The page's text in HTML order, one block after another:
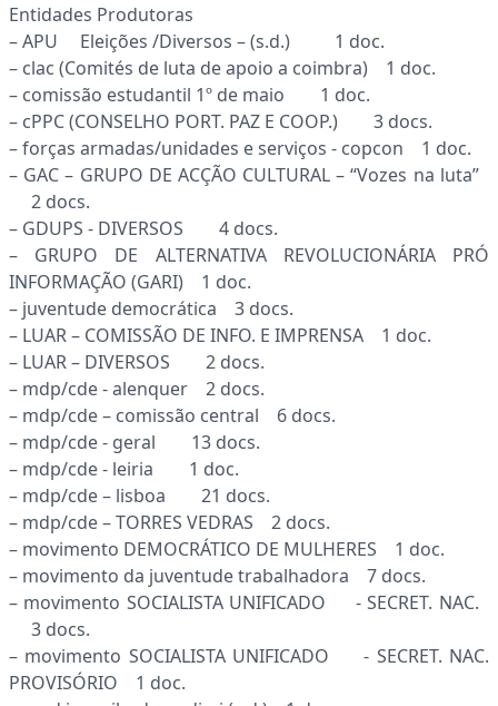
Entidades Produtoras
– APU Eleições /Diversos – (s.d.) 1 doc.
– clac (Comités de luta de apoio a coimbra) 1 doc.
– comissão estudantil 1º de maio 1 doc.
– cPPC (CONSELHO PORT. PAZ E COOP.) 3 docs.
– forças armadas/unidades e serviços - copcon 1 doc.
– GAC – GRUPO DE ACÇÃO CULTURAL – “Vozes na luta”
2 docs.
– GDUPS - DIVERSOS 4 docs.
– GRUPO DE ALTERNATIVA REVOLUCIONÁRIA PRÓ
INFORMAÇÃO (GARI) 1 doc.
– juventude democrática 3 docs.
– LUAR – COMISSÃO DE INFO. E IMPRENSA 1 doc.
– LUAR – DIVERSOS 2 docs.
– mdp/cde - alenquer 2 docs.
– mdp/cde – comissão central 6 docs.
– mdp/cde - geral 13 docs.
– mdp/cde - leiria 1 doc.
– mdp/cde – lisboa 21 docs.
– mdp/cde – TORRES VEDRAS 2 docs.
– movimento DEMOCRÁTICO DE MULHERES 1 doc.
– movimento da juventude trabalhadora 7 docs.
– movimento SOCIALISTA UNIFICADO - SECRET. NAC.
3 docs.
– movimento SOCIALISTA UNIFICADO - SECRET. NAC.
PROVISÓRIO 1 doc.